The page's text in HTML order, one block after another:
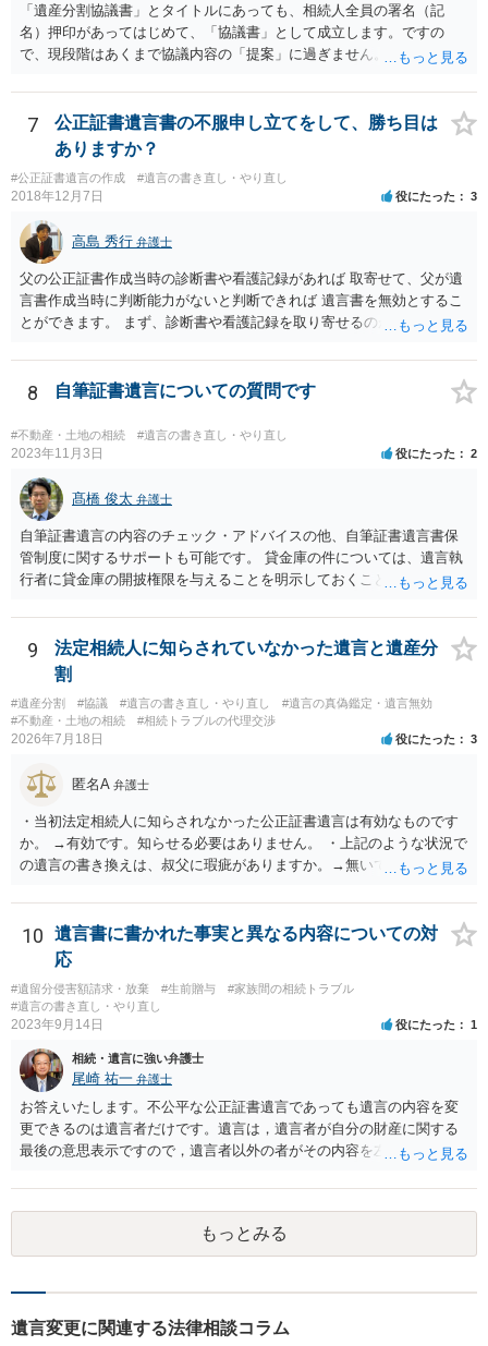
「遺産分割協議書」とタイトルにあっても、相続人全員の署名（記
名）押印があってはじめて、「協議書」として成立します。ですの
で、現段階はあくまで協議内容の「提案」に過ぎません。 納得がいか
成立となります。その場合、成立させたい相続人が、家庭裁判所に遺
産分割調停を申し立てなければなりません。 なお、弁護士の送付状
は、通常、相続人全員分の（本件であれば４通の）「遺産分割協議
書」を作成するところ、１通だけの作成にとどめる理由が書かれてい
るものです。
7
公正証書遺言書の不服申し立てをして、勝ち目は
ありますか？
#公正証書遺言の作成 #遺言の書き直し・やり直し
2018年12月7日 役にたった 3
高島 秀行 弁護士
父の公正証書作成当時の診断書や看護記録があれば 取寄せて、父が遺
言書作成当時に判断能力がないと判断できれば 遺言書を無効とするこ
とができます。 まず、診断書や看護記録を取り寄せるのが重要となり
いと思います。
8 自筆証書遺言についての質問です
#不動産・土地の相続 #遺言の書き直し・やり直し
2023年11月3日 役にたった 2
髙橋 俊太 弁護士
自筆証書遺言の内容のチェック・アドバイスの他、自筆証書遺言書保
管制度に関するサポートも可能です。 貸金庫の件については、遺言執
行者に貸金庫の開披権限を与えることを明示しておくことでクリアで
9
法定相続人に知らされていなかった遺言と遺産分
割
#遺産分割 #協議 #遺言の書き直し・やり直し
#遺言の真偽鑑定・遺言無効
#不動産・土地の相続
#相続トラブルの代理交渉
2026年7月18日 役にたった 3
匿名A 弁護士
・当初法定相続人に知らされなかった公正証書遺言は有効なものです
か。 →有効です。知らせる必要はありません。 ・上記のような状況で
の遺言の書き換えは、叔父に瑕疵がありますか。→無いです。 ・分割
ますか。 →本人が自由に決められますので、どこが妥当とは言えない
です。客観的な基準もありません。 ・できれば穏やかに、分割を拒否
することはできますか。 →分割を拒否するということは、遺産はいら
ないということでしょうか。遺言で、受取を指定されててもいらない
と拒否することはできます。理由を説明する必要はありません。
10
遺言書に書かれた事実と異なる内容についての対
応
#遺留分侵害額請求・放棄 #生前贈与
#家族間の相続トラブル
#遺言の書き直し・やり直し
2023年9月14日 役にたった 1
相続・遺言に強い弁護士
尾崎 祐一 弁護士
お答えいたします。不公平な公正証書遺言であっても遺言の内容を変
更できるのは遺言者だけです。遺言は，遺言者が自分の財産に関する
最後の意思表示ですので，遺言者以外の者がその内容を左右させるこ
とはできないのです。
もっとみる
遺言変更に関連する法律相談コラム